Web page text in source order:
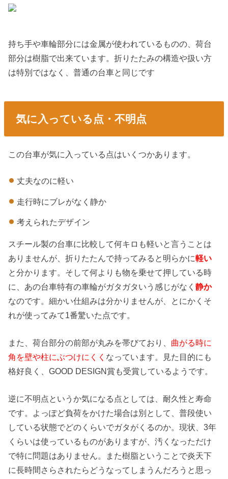
持ち手や車輪部分には金属が使われているものの、荷台
部分は樹脂で出来ています。折りたたみの構造や扱い方
は特別ではなく、普通の台車と同じです
気に入っている点・不明点
この台車が気に入っている点はいくつかあります。
丈夫なのに軽い
走行時にブレがなく静か
考えられたデザイン
スチール製の台車に比較して何キロも軽いと言うことは
ありませんが、折りたたんで持ってみると明らかに軽い
と分かります。そして何よりも物を乗せて押している時
に、あの台車特有の車輪がガタガタいう感じがなく静か
なのです。細かい仕組みは分かりませんが、とにかくそ
れが使ってみて1番驚いた点です。
また、荷台部分の前部が丸みを帯びており、 曲がる時に
角を壁や柱にぶつけにくく なっています。見た目的にも
格好良く、GOOD DESIGN賞も受賞しているようです。
逆に不明点というか気になる点としては、耐久性と寿命
です。よっぽど負荷をかけた場合は別として、普段使い
している状態でどのくらいでガタがくるのか。現状、3年
くらいは使っているものがありますが、汚くなっただけ
で特に問題はありません。また樹脂ということで炎天下
に長時間さらされたらどうなってしまうんだろうと思っ